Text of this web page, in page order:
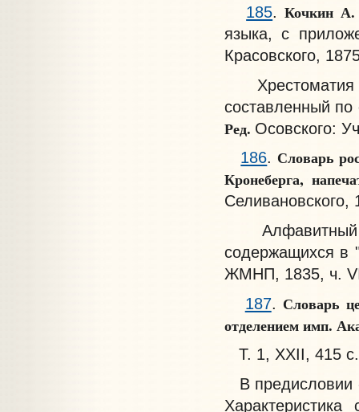
185.Кочкин
языка, с
Красовского,
Хрестоматия
составленный
Ред. Осовского:
186. Словарь
Кронеберга,
Селивановского,
Алфавитный
содержащихся в
ЖМНП, 1835, ч.
187. Словарь
отделением имп.
Т. 1, XXII, 415
В предисловии -